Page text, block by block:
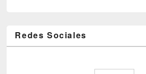
Redes Sociales